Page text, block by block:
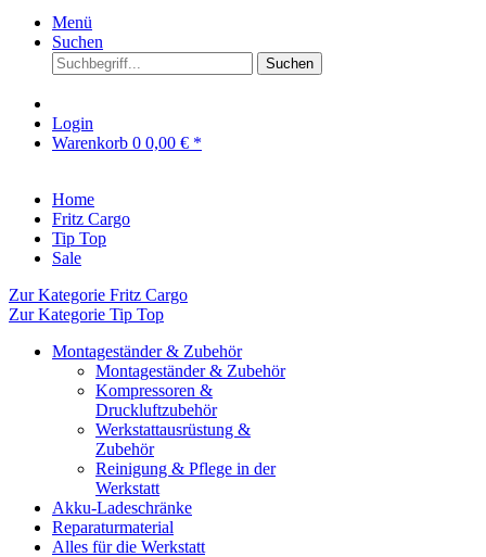
Menü
Suchen
Suchen
Login
Warenkorb 0 0,00 € *
Home
Fritz Cargo
Tip Top
Sale
Zur Kategorie Fritz Cargo
Zur Kategorie Tip Top
Montageständer & Zubehör
Montageständer & Zubehör
Kompressoren &
Druckluftzubehör
Werkstattausrüstung &
Zubehör
Reinigung & Pflege in der
Werkstatt
Akku-Ladeschränke
Reparaturmaterial
Alles für die Werkstatt